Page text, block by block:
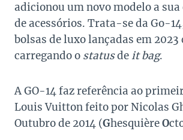
adicionou um novo modelo a
de acessórios. Trata-se da Go-
bolsas de luxo lançadas em 2023
carregando o statusdeit bag.
A GO-14 faz referência ao
Louis Vuitton feito por Nicolas
Outubro de 2014 (GhesquièreO